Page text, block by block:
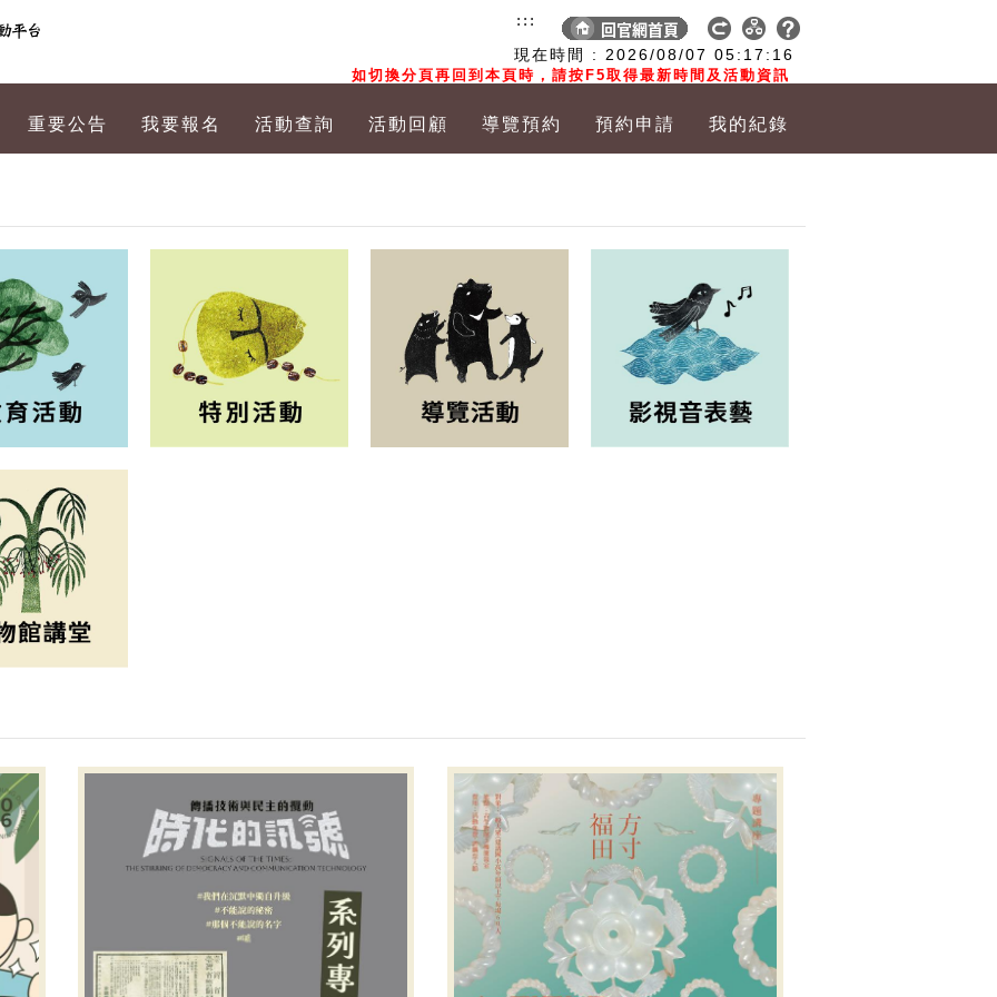
現在時間 : 2026/08/07 05:17:17
如切換分頁再回到本頁時，請按F5取得最新時間及活動資訊
:::
重要公告 我要報名 活動查詢 活動回顧 導覽預約 預約申請 我的紀錄